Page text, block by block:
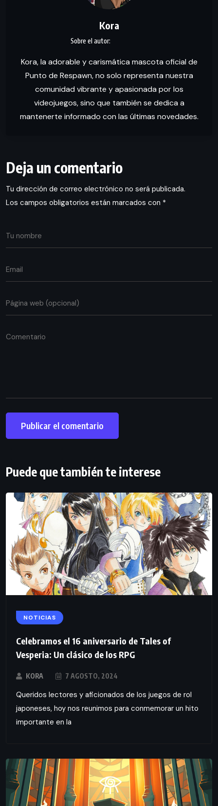
Kora
Kora, la adorable y carismática mascota oficial de
Punto de Respawn, no solo representa nuestra
comunidad vibrante y apasionada por los
videojuegos, sino que también se dedica a
mantenerte informado con las últimas novedades.
Deja un comentario
Tu dirección de correo electrónico no será publicada.
Los campos obligatorios están marcados con *
Puede que también te interese
NOTICIAS
Celebramos el 16 aniversario de Tales of
Vesperia: Un clásico de los RPG
KORA 7 AGOSTO, 2024
Queridos lectores y aficionados de los juegos de rol
japoneses, hoy nos reunimos para conmemorar un hito
importante en la